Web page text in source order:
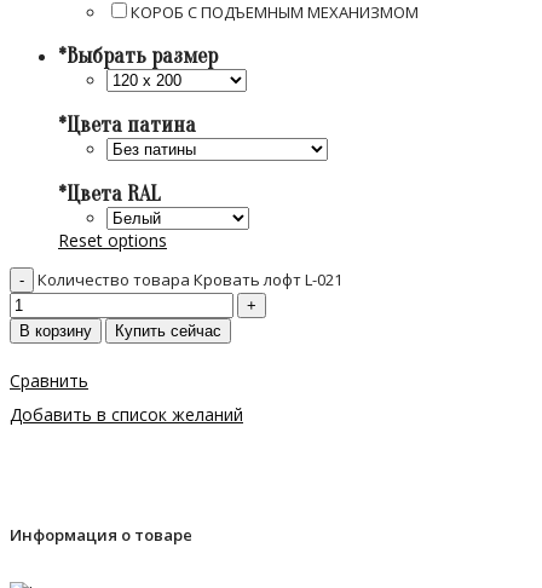
КОРОБ С ПОДЪЕМНЫМ МЕХАНИЗМОМ
*Выбрать размер
*Цвета патина
*Цвета RAL
Reset options
Количество товара Кровать лофт L-021
В корзину Купить сейчас
Сравнить
Добавить в список желаний
Информация о товаре